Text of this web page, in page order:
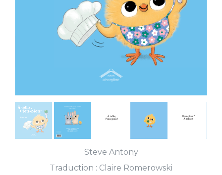
Steve Antony
Traduction : Claire Romerowski